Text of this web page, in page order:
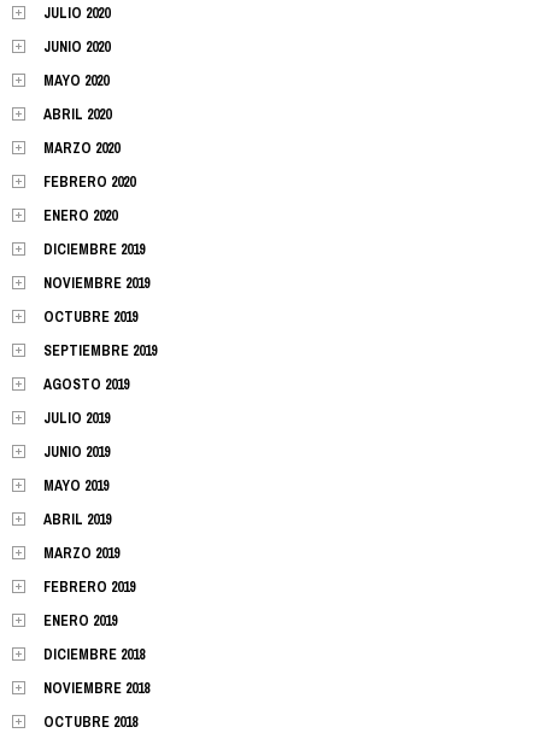
JULIO 2020
JUNIO 2020
MAYO 2020
ABRIL 2020
MARZO 2020
FEBRERO 2020
ENERO 2020
DICIEMBRE 2019
NOVIEMBRE 2019
OCTUBRE 2019
SEPTIEMBRE 2019
AGOSTO 2019
JULIO 2019
JUNIO 2019
MAYO 2019
ABRIL 2019
MARZO 2019
FEBRERO 2019
ENERO 2019
DICIEMBRE 2018
NOVIEMBRE 2018
OCTUBRE 2018